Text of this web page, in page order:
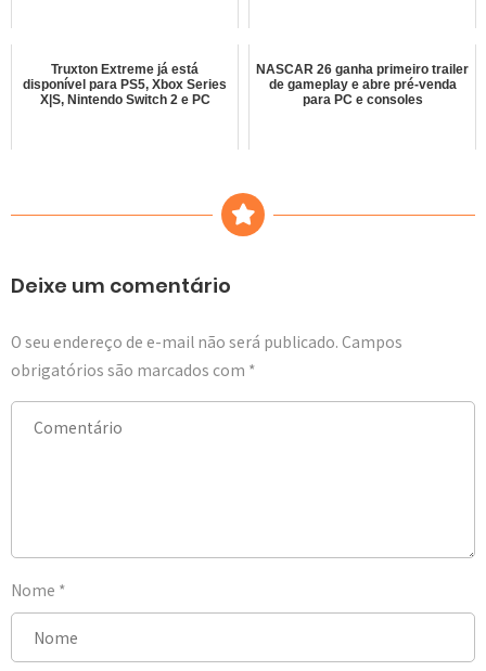
Truxton Extreme já está
disponível para PS5, Xbox Series
X|S, Nintendo Switch 2 e PC
NASCAR 26 ganha primeiro trailer
de gameplay e abre pré-venda
para PC e consoles
Deixe um comentário
O seu endereço de e-mail não será publicado. Campos
obrigatórios são marcados com *
Nome *